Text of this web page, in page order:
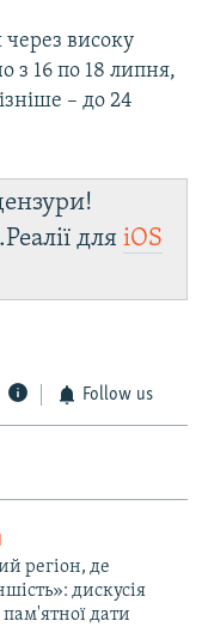
високу
з 16 по 18 липня,
– до 24
для iOS
Follow us
регіон, де
дискусія
дати